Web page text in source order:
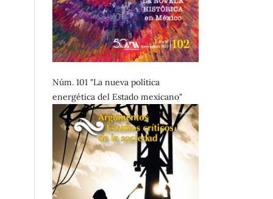
Núm. 101 "La nueva política
energética del Estado mexicano"